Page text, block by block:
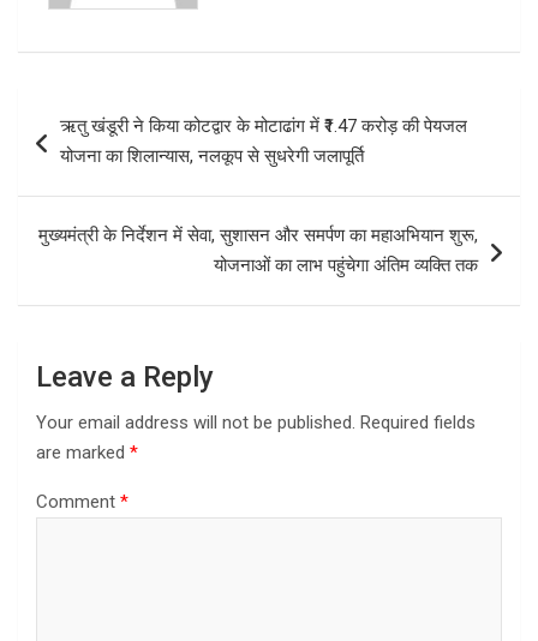
navigation
ऋतु खंडूरी ने किया कोटद्वार के मोटाढांग में ₹1.47 करोड़ की पेयजल
योजना का शिलान्यास, नलकूप से सुधरेगी जलापूर्ति
मुख्यमंत्री के निर्देशन में सेवा, सुशासन और समर्पण का महाअभियान शुरू,
योजनाओं का लाभ पहुंचेगा अंतिम व्यक्ति तक
Leave a Reply
Your email address will not be published. Required fields
are marked *
Comment *